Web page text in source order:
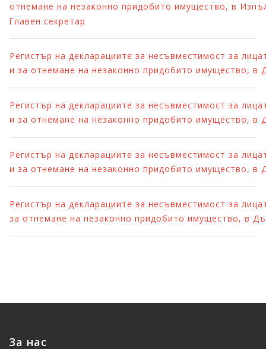
отнемане на незаконно придобито имущество, в
Главен секретар
Регистър на декларациите за несъвместимост за
и за отнемане на незаконно придобито имущество,
Регистър на декларациите за несъвместимост за
и за отнемане на незаконно придобито имущество,
Регистър на декларациите за несъвместимост за
и за отнемане на незаконно придобито имущество,
Регистър на декларациите за несъвместимост за
за отнемане на незаконно придобито имущество, в
За нас